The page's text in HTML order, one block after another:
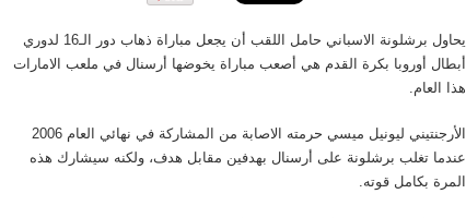
يحاول برشلونة الاسباني حامل اللقب أن يجعل مباراة ذهاب دور الـ16 لدوري
أبطال أوروبا بكرة القدم هي أصعب مباراة يخوضها أرسنال في ملعب الامارات
هذا العام.
الأرجنتيني ليونيل ميسي حرمته الاصابة من المشاركة في نهائي العام 2006
عندما تغلب برشلونة على أرسنال بهدفين مقابل هدف، ولكنه سيشارك هذه
المرة بكامل قوته.